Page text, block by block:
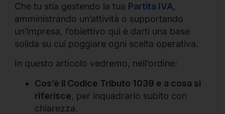
Che tu stia gestendo la tua Partita IVA,
amministrando un’attività o supportando
un’impresa, l’obiettivo qui è darti una base
solida su cui poggiare ogni scelta operativa.
In questo articolo vedremo, nell’ordine:
Cos’è il Codice Tributo 1039 e a cosa si
riferisce, per inquadrarlo subito con
chiarezza.